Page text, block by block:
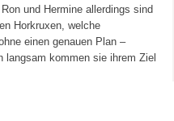
und Hermine allerdings sind
Horkruxen, welche
einen genauen Plan –
langsam kommen sie ihrem Ziel